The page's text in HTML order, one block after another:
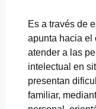
Es a través de
apunta hacia el
atender a las
intelectual en
presentan
familiar,